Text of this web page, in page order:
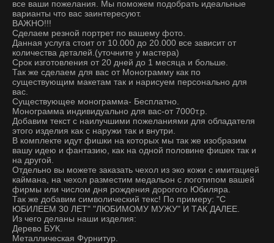
все ваши пожелания. Мы поможем подобрать идеальные
варианты что вас заинтересуют.
ВАЖНО!!!
Сделаем резной портрет по вашему фото.
Данная услуга стоит от 10.000 до 20.000 все зависит от
количества деталей.(уточните у мастера)
Срок изготовления от 20 дней до 1 месяца и больше.
Так же сделаем для вас от Монограмму как по
существующим макетам так и нарисуем персонально для
вас.
Существующее монограмма- Бесплатно.
Монограмма индивидуально для вас-от 7000т.р.
Добавим текст с наилучшими пожеланиями для обладателя
этого изделия как с наружи так и внутри.
В комплекте идут фишки на которых мы так же изобразим
вашу идею и фантазию, как на одной половине фишек так и
на другой.
Отдельно вы можете заказать чехол из эко кожи с имитацией
каймана, на чехол разместим медальон с логотипом вашей
фирмы или числом дня рождения дорогого Юбиляра.
Так же добавим символический текс! По примеру: "С
ЮБИЛЕЕМ 30 ЛЕТ" "ЛЮБИМОМУ МУЖУ" И ТАК ДАЛЕЕ.
Из чего деланы наши изделия:
Дерево БУК.
Металлическая Фурнитур.